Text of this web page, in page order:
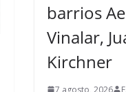
barrios
Vinalar,
Kirchner
7 agosto, 2026